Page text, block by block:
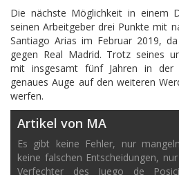
Die nächste Möglichkeit in einem
seinen Arbeitgeber drei Punkte mit
Santiago Arias im Februar 2019,
gegen Real Madrid. Trotz seines
mit insgesamt fünf Jahren in der
genaues Auge auf den weiteren
werfen.
Artikel von MA
Es gibt keine Fehler, nur
keine falschen Entscheidungen,
Verfechter des Juego de